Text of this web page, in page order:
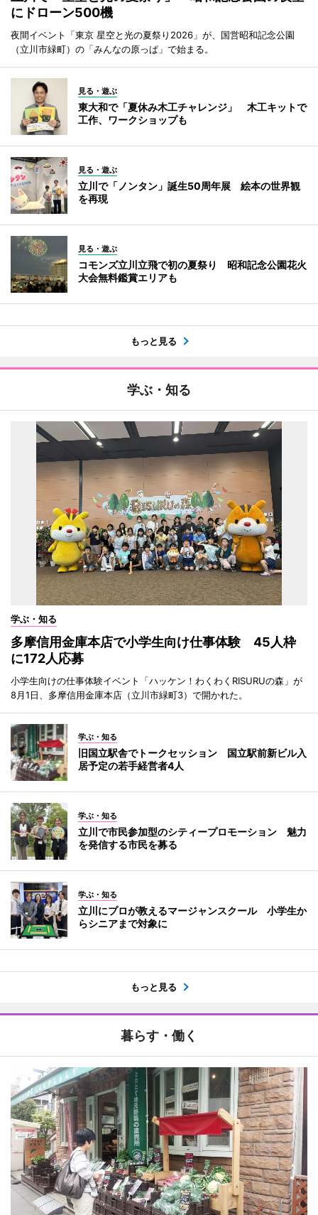
にドローン500機
夜間イベント「東京 星空と光の夏祭り2026」が、国営昭和記念公園
（立川市緑町）の「みんなの原っぱ」で始まる。
見る・遊ぶ
東大和で「夏休み木工チャレンジ」 木工キットで
工作、ワークショップも
見る・遊ぶ
立川で「ノンタン」誕生50周年展 絵本の世界観
を再現
見る・遊ぶ
コモンズ立川立飛で初の夏祭り 昭和記念公園花火
大会無料鑑賞エリアも
もっと見る
学ぶ・知る
学ぶ・知る
多摩信用金庫本店で小学生向け仕事体験 45人枠
に172人応募
小学生向けの仕事体験イベント「ハッケン！わくわくRISURUの森」が
8月1日、多摩信用金庫本店（立川市緑町3）で開かれた。
学ぶ・知る
旧国立駅舎でトークセッション 国立駅前新ビル入
居予定の若手経営者4人
学ぶ・知る
立川で市民参加型のシティープロモーション 魅力
を発信する市民を募る
学ぶ・知る
立川にプロが教えるマージャンスクール 小学生か
らシニアまで対象に
もっと見る
暮らす・働く